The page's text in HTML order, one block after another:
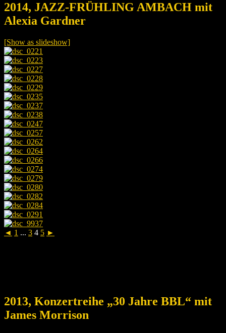
2014, JAZZ-FRÜHLING AMBACH mit
Alexia Gardner
[Show as slideshow]
◄ 1 ... 3 4 5 ►
2013, Konzertreihe „30 Jahre BBL“ mit
James Morrison